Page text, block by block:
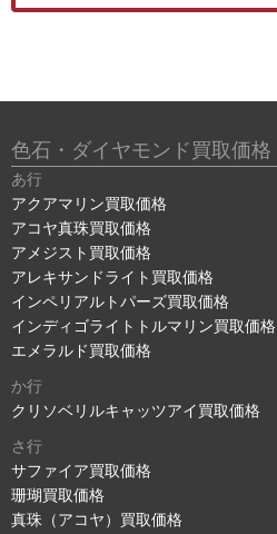
色石・ダイヤモンド買取価格
あ行
アクアマリン買取価格
アコヤ真珠買取価格
アメジスト買取価格
アレキサンドライト買取価格
インペリアルトパーズ買取価格
インディゴライトトルマリン買取価格
エメラルド買取価格
か行
クリソベリルキャッツアイ買取価格
さ行
サファイア買取価格
珊瑚買取価格
真珠（アコヤ）買取価格